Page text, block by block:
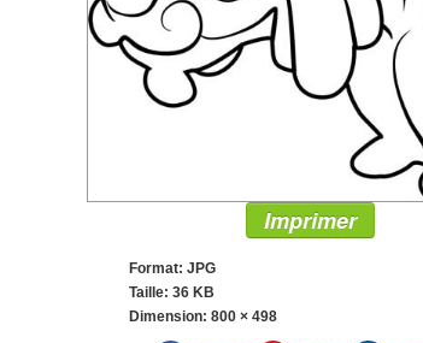
Imprimer
Format: JPG
Taille: 36 KB
Dimension: 800 × 498